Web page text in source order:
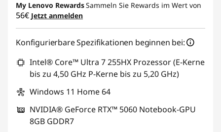
My Lenovo RewardsSammeln Sie Rewards im Wert von
56€ Jetzt anmelden
Konfigurierbare Spezifikationen beginnen bei:
Intel® Core™ Ultra 7 255HX Prozessor (E-Kerne
bis zu 4,50 GHz P-Kerne bis zu 5,20 GHz)
Windows 11 Home 64
NVIDIA® GeForce RTX™ 5060 Notebook-GPU
8GB GDDR7